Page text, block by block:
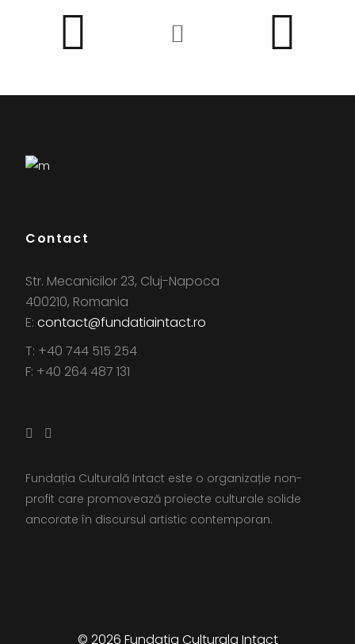
Contact
Str. Mecanicilor 23, Cluj-Napoca
400210, Romania
E: contact@fundatiaintact.ro
T: +40 744 515 254
F: +40 264 487 131
Fundația Culturală Intact este o organizație non-
profit care promovează proiecte culturale solide
ancorate în discursul artistic contemporan.
© 2026 Fundatia Culturala Intact